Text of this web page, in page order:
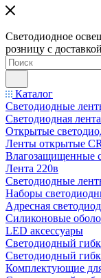
Светодиодное
розницу с
Каталог
Светодиодные
Светодиодная
Открытые
Ленты открытые
Влагозащищенные
Лента 220в
Светодиодные
Наборы
Адресная
Силиконовые
LED аксессуары
Светодиодный
Светодиодный
Комплектующие